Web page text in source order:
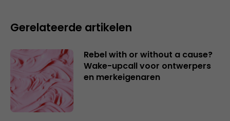
Gerelateerde artikelen
Rebel with or without a cause?
Wake-upcall voor ontwerpers
en merkeigenaren